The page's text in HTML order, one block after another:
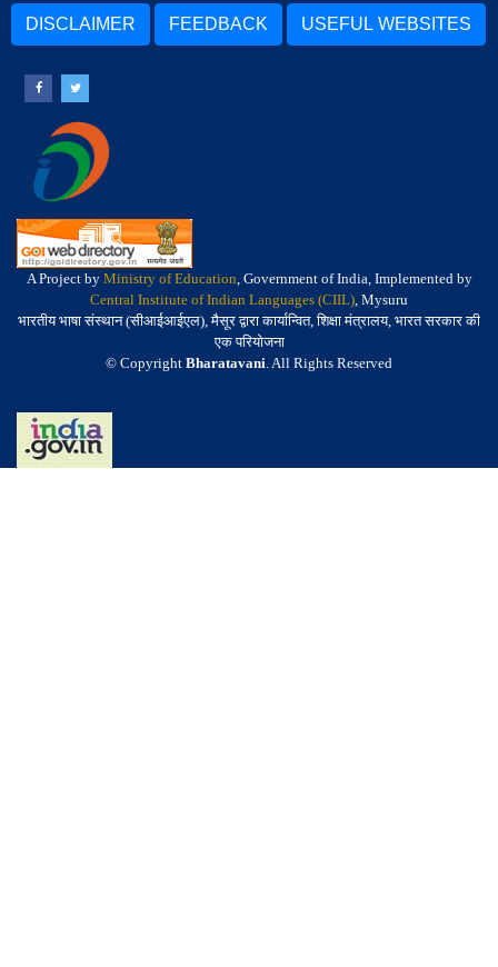
DISCLAIMER FEEDBACK USEFUL WEBSITES
A Project by Ministry of Education, Government of India, Implemented by
Central Institute of Indian Languages (CIIL), Mysuru
भारतीय भाषा संस्थान (सीआईआईएल), मैसूर द्वारा कार्यान्वित, शिक्षा मंत्रालय, भारत सरकार की
एक परियोजना
© Copyright Bharatavani. All Rights Reserved